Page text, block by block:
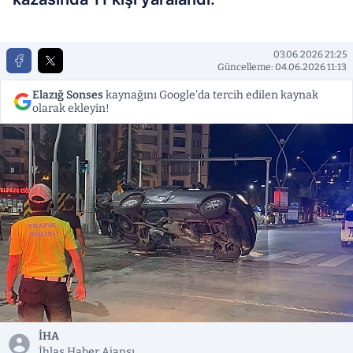
03.06.2026 21:25
Güncelleme: 04.06.2026 11:13
Elazığ Sonseskaynağını Google'da tercih edilen kaynak
olarak ekleyin!
İHA